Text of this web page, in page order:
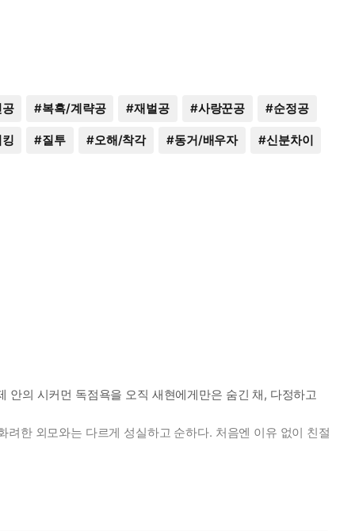
#복흑/계략공 #재벌공 #사랑꾼공 #순정공
#질투 #오해/착각 #동거/배우자 #신분차이
의 시커먼 독점욕을 오직 새현에게만은 숨긴 채, 다정하고
한 외모와는 다르게 성실하고 순하다. 처음엔 이유 없이 친절